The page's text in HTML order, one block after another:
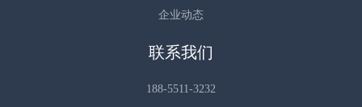
企业动态
联系我们
188-5511-3232